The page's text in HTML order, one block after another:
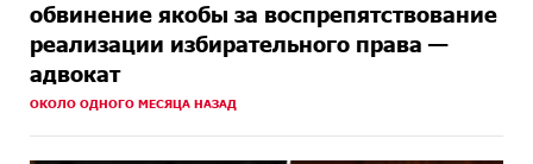
обвинение якобы за воспрепятствование
реализации избирательного права —
адвокат
ОКОЛО ОДНОГО МЕСЯЦА НАЗАД